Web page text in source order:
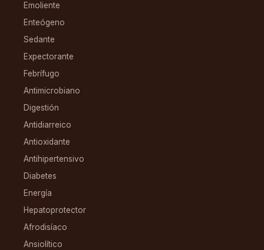
Emoliente
Enteógeno
Sedante
Expectorante
Febrífugo
Antimicrobiano
Digestión
Antidiarreico
Antioxidante
Antihipertensivo
Diabetes
Energía
Hepatoprotector
Afrodisíaco
Ansiolítico